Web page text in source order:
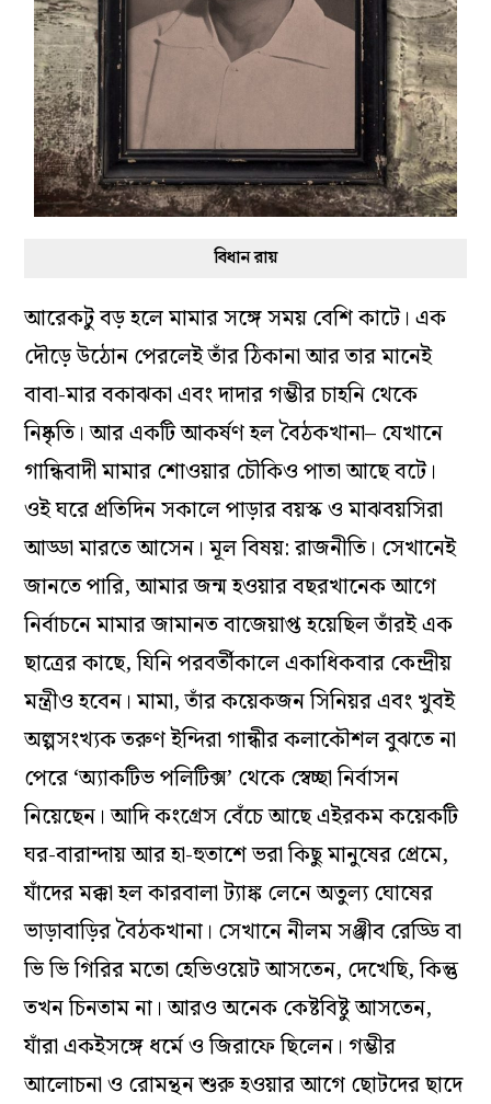
বিধান রায়
আরেকটু বড় হলে মামার সঙ্গে সময় বেশি কাটে। এক
দৌড়ে উঠোন পেরলেই তাঁর ঠিকানা আর তার মানেই
বাবা-মার বকাঝকা এবং দাদার গম্ভীর চাহনি থেকে
নিষ্কৃতি। আর একটি আকর্ষণ হল বৈঠকখানা– যেখানে
গান্ধিবাদী মামার শোওয়ার চৌকিও পাতা আছে বটে।
ওই ঘরে প্রতিদিন সকালে পাড়ার বয়স্ক ও মাঝবয়সিরা
আড্ডা মারতে আসেন। মূল বিষয়: রাজনীতি। সেখানেই
জানতে পারি, আমার জন্ম হওয়ার বছরখানেক আগে
নির্বাচনে মামার জামানত বাজেয়াপ্ত হয়েছিল তাঁরই এক
ছাত্রের কাছে, যিনি পরবর্তীকালে একাধিকবার কেন্দ্রীয়
মন্ত্রীও হবেন। মামা, তাঁর কয়েকজন সিনিয়র এবং খুবই
অল্পসংখ্যক তরুণ ইন্দিরা গান্ধীর কলাকৌশল বুঝতে না
পেরে ‘অ্যাকটিভ পলিটিক্স’ থেকে স্বেচ্ছানির্বাসন
নিয়েছেন। আদি কংগ্রেস বেঁচে আছে এইরকম কয়েকটি
ঘর-বারান্দায় আর হা-হুতাশে ভরা কিছু মানুষের প্রেমে,
যাঁদের মক্কা হল কারবালা ট্যাঙ্ক লেনে অতুল্য ঘোষের
ভাড়াবাড়ির বৈঠকখানা। সেখানে নীলম সঞ্জীব রেড্ডি বা
ভি ভি গিরির মতো হেভিওয়েট আসতেন, দেখেছি, কিন্তু
তখন চিনতাম না। আরও অনেক কেষ্টবিষ্টু আসতেন,
যাঁরা একইসঙ্গে ধর্মে ও জিরাফে ছিলেন। গম্ভীর
আলোচনা ও রোমন্থন শুরু হওয়ার আগে ছোটদের ছাদে